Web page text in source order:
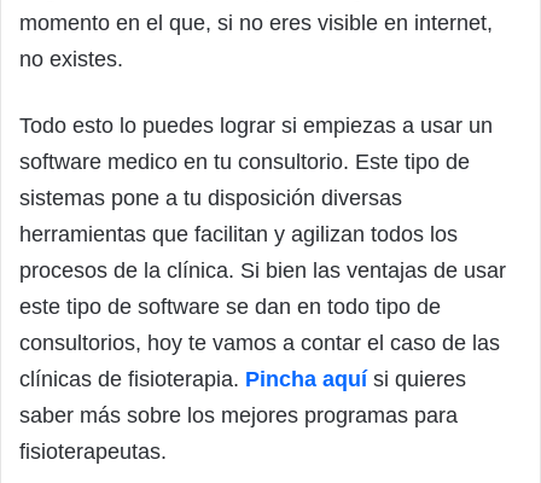
momento en el que, si no eres visible en internet,
no existes.
Todo esto lo puedes lograr si empiezas a usar un
software medico en tu consultorio. Este tipo de
sistemas pone a tu disposición diversas
herramientas que facilitan y agilizan todos los
procesos de la clínica. Si bien las ventajas de usar
este tipo de software se dan en todo tipo de
consultorios, hoy te vamos a contar el caso de las
clínicas de fisioterapia. Pincha aquísi quieres
saber más sobre los mejores programas para
fisioterapeutas.